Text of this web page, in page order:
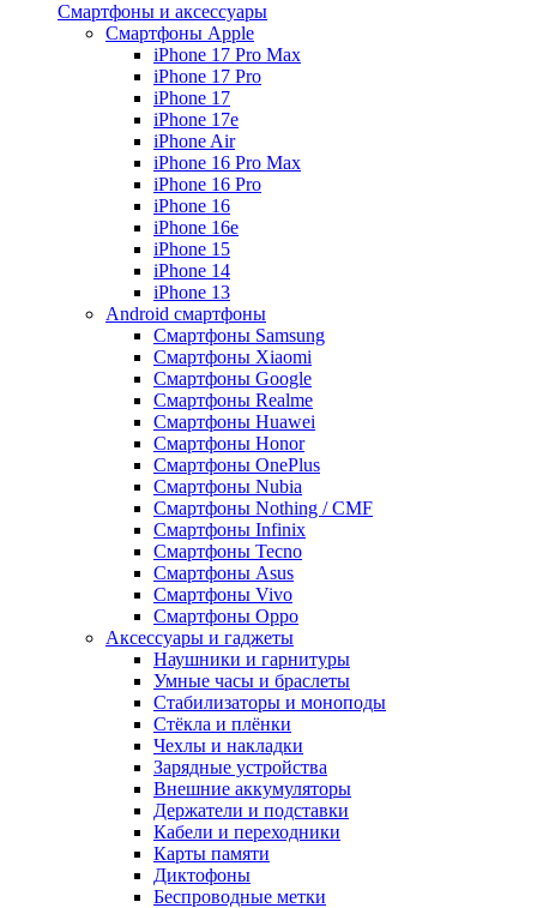
Смартфоны и аксессуары
Смартфоны Apple
iPhone 17 Pro Max
iPhone 17 Pro
iPhone 17
iPhone 17e
iPhone Air
iPhone 16 Pro Max
iPhone 16 Pro
iPhone 16
iPhone 16e
iPhone 15
iPhone 14
iPhone 13
Android cмартфоны
Смартфоны Samsung
Смартфоны Xiaomi
Смартфоны Google
Смартфоны Realme
Смартфоны Huawei
Смартфоны Honor
Смартфоны OnePlus
Смартфоны Nubia
Смартфоны Nothing / CMF
Смартфоны Infinix
Смартфоны Tecno
Смартфоны Asus
Смартфоны Vivo
Смартфоны Oppo
Аксессуары и гаджеты
Наушники и гарнитуры
Умные часы и браслеты
Стабилизаторы и моноподы
Стёкла и плёнки
Чехлы и накладки
Зарядные устройства
Внешние аккумуляторы
Держатели и подставки
Кабели и переходники
Карты памяти
Диктофоны
Беспроводные метки